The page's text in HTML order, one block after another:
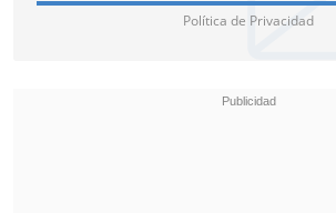
Política de Privacidad